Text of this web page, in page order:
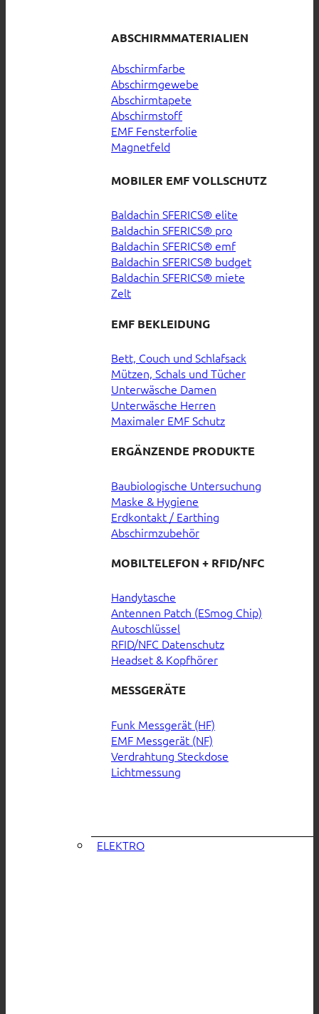
ABSCHIRMMATERIALIEN
Abschirmfarbe
Abschirmgewebe
Abschirmtapete
Abschirmstoff
EMF Fensterfolie
Magnetfeld
MOBILER EMF VOLLSCHUTZ
Baldachin SFERICS® elite
Baldachin SFERICS® pro
Baldachin SFERICS® emf
Baldachin SFERICS® budget
Baldachin SFERICS® miete
Zelt
EMF BEKLEIDUNG
Bett, Couch und Schlafsack
Mützen, Schals und Tücher
Unterwäsche Damen
Unterwäsche Herren
Maximaler EMF Schutz
ERGÄNZENDE PRODUKTE
Baubiologische Untersuchung
Maske & Hygiene
Erdkontakt / Earthing
Abschirmzubehör
MOBILTELEFON + RFID/NFC
Handytasche
Antennen Patch (ESmog Chip)
Autoschlüssel
RFID/NFC Datenschutz
Headset & Kopfhörer
MESSGERÄTE
Funk Messgerät (HF)
EMF Messgerät (NF)
Verdrahtung Steckdose
Lichtmessung
ELEKTRO